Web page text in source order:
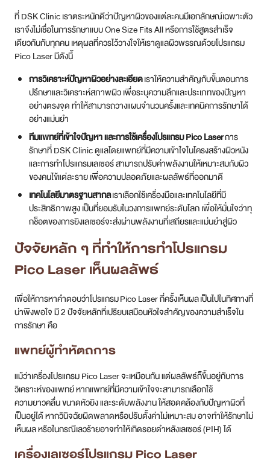
ที่ DSK Clinic เราตระหนักดีว่าปัญหาผิวของแต่ละคนมีเอกลักษณ์เฉพาะตัว
เราจึงไม่เชื่อในการรักษาแบบ One Size Fits All หรือการใช้สูตรสำเร็จ
เดียวกันกับทุกคน เหตุผลที่ควรไว้วางใจให้เราดูแลผิวพรรณด้วยโปรแกรม
Pico Laser มีดังนี้
การวิเคราะห์ปัญหาผิวอย่างละเอียดเราให้ความสำคัญกับขั้นตอนการ
ปรึกษาและวิเคราะห์สภาพผิว เพื่อระบุความลึกและประเภทของปัญหา
อย่างตรงจุด ทำให้สามารถวางแผนจำนวนครั้งและเทคนิคการรักษาได้
อย่างแม่นยำ
ทีมแพทย์ที่เข้าใจปัญหา และการใช้เครื่องโปรแกรม Pico Laserการ
รักษาที่ DSK Clinic ดูแลโดยแพทย์ที่มีความเข้าใจในโครงสร้างผิวหนัง
และการทำโปรแกรมเลเซอร์ สามารถปรับค่าพลังงานให้เหมาะสมกับผิว
ของคนไข้แต่ละราย เพื่อความปลอดภัยและผลลัพธ์ที่ออกมาดี
เทคโนโลยีมาตรฐานสากลเราเลือกใช้เครื่องมือและเทคโนโลยีที่มี
ประสิทธิภาพสูง เป็นที่ยอมรับในวงการแพทย์ระดับโลก เพื่อให้มั่นใจว่าทุ
กช็อตของการยิงเลเซอร์จะส่งผ่านพลังงานที่เสถียรและแม่นยำสู่ผิว
ปัจจัยหลัก ๆ ที่ทำให้การทำโปรแกรม
Pico Laser เห็นผลลัพธ์
เพื่อให้การหาคำตอบว่าโปรแกรม Pico Laser กี่ครั้งเห็นผล เป็นไปในทิศทางที่
น่าพึงพอใจ มี 2 ปัจจัยหลักที่เปรียบเสมือนหัวใจสำคัญของความสำเร็จใน
การรักษา คือ
แพทย์ผู้ทำหัตถการ
แม้ว่าเครื่องโปรแกรม Pico Laser จะเหมือนกัน แต่ผลลัพธ์ก็ขึ้นอยู่กับการ
วิเคราะห์ของแพทย์ หากแพทย์ที่มีความเข้าใจจะสามารถเลือกใช้
ความยาวคลื่น ขนาดหัวยิง และระดับพลังงาน ให้สอดคล้องกับปัญหาผิวที่
เป็นอยู่ได้ หากวินิจฉัยผิดพลาดหรือปรับตั้งค่าไม่เหมาะสม อาจทำให้รักษาไม่
เห็นผล หรือในกรณีเลวร้ายอาจทำให้เกิดรอยดำหลังเลเซอร์ (PIH) ได้
เครื่องเลเซอร์โปรแกรม Pico Laser